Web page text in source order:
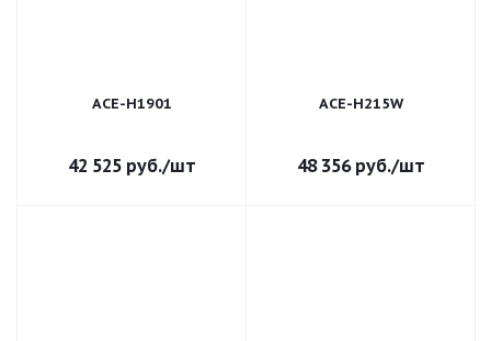
ACE-H1901
42 525 руб./шт
ACE-H215W
48 356руб./шт